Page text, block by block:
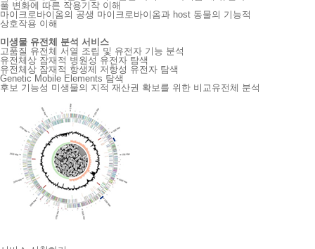
풀 변화에 따른 작용기작 이해
마이크로바이옴의 공생 마이크로바이옴과 host 동물의 기능적
상호작용 이해
미생물 유전체 분석 서비스
고품질 유전체 서열 조립 및 유전자 기능 분석
유전체상 잠재적 병원성 유전자 탐색
유전체상 잠재적 항생제 저항성 유전자 탐색
Genetic Mobile Elements 탐색
후보 기능성 미생물의 지적 재산권 확보를 위한 비교유전체 분석